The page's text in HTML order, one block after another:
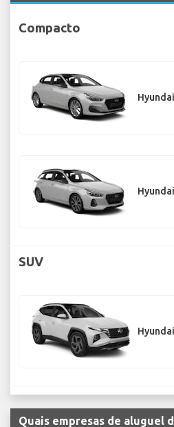
Compacto
SUV
Quais empresas de aluguel